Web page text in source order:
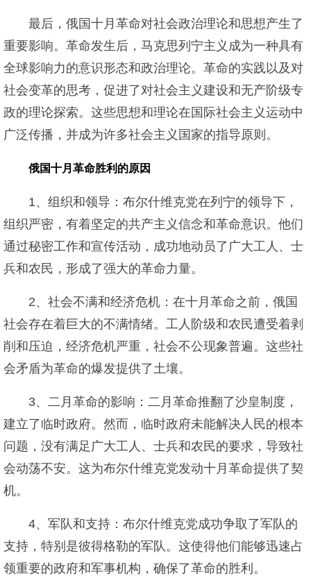
最后，俄国十月革命对社会政治理论和思想产生了
重要影响。革命发生后，马克思列宁主义成为一种具有
全球影响力的意识形态和政治理论。革命的实践以及对
社会变革的思考，促进了对社会主义建设和无产阶级专
政的理论探索。这些思想和理论在国际社会主义运动中
广泛传播，并成为许多社会主义国家的指导原则。
俄国十月革命胜利的原因
1、组织和领导：布尔什维克党在列宁的领导下，
组织严密，有着坚定的共产主义信念和革命意识。他们
通过秘密工作和宣传活动，成功地动员了广大工人、士
兵和农民，形成了强大的革命力量。
2、社会不满和经济危机：在十月革命之前，俄国
社会存在着巨大的不满情绪。工人阶级和农民遭受着剥
削和压迫，经济危机严重，社会不公现象普遍。这些社
会矛盾为革命的爆发提供了土壤。
3、二月革命的影响：二月革命推翻了沙皇制度，
建立了临时政府。然而，临时政府未能解决人民的根本
问题，没有满足广大工人、士兵和农民的要求，导致社
会动荡不安。这为布尔什维克党发动十月革命提供了契
机。
4、军队和支持：布尔什维克党成功争取了军队的
支持，特别是彼得格勒的军队。这使得他们能够迅速占
领重要的政府和军事机构，确保了革命的胜利。